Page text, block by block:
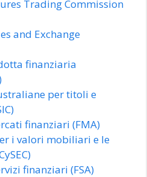
Trading Commission
and Exchange
finanziaria
per titoli e
finanziari (FMA)
i valori mobiliari e le
finanziari (FSA)